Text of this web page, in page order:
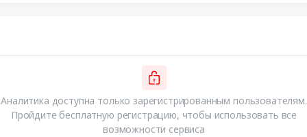
Аналитика доступна только зарегистрированным пользователям.
Пройдите бесплатную регистрацию, чтобы использовать все
возможности сервиса